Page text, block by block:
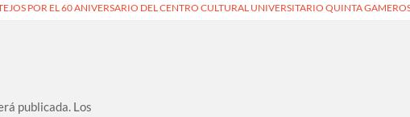
POR EL 60 ANIVERSARIO DEL CENTRO CULTURAL UNIVERSITARIO QUINTA
publicada. Los